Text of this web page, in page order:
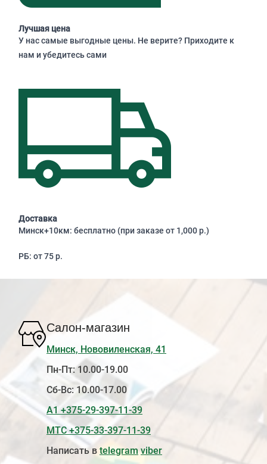
Лучшая цена
У нас самые выгодные цены. Не верите? Приходите к
нам и убедитесь сами
Доставка
Минск+10км: бесплатно (при заказе от 1,000 р.)
РБ: от 75 р.
Салон-магазин
Минск, Нововиленская, 41
Пн-Пт: 10.00-19.00
Сб-Вс: 10.00-17.00
А1 +375-29-397-11-39
МТС +375-33-397-11-39
Написать в telegram viber